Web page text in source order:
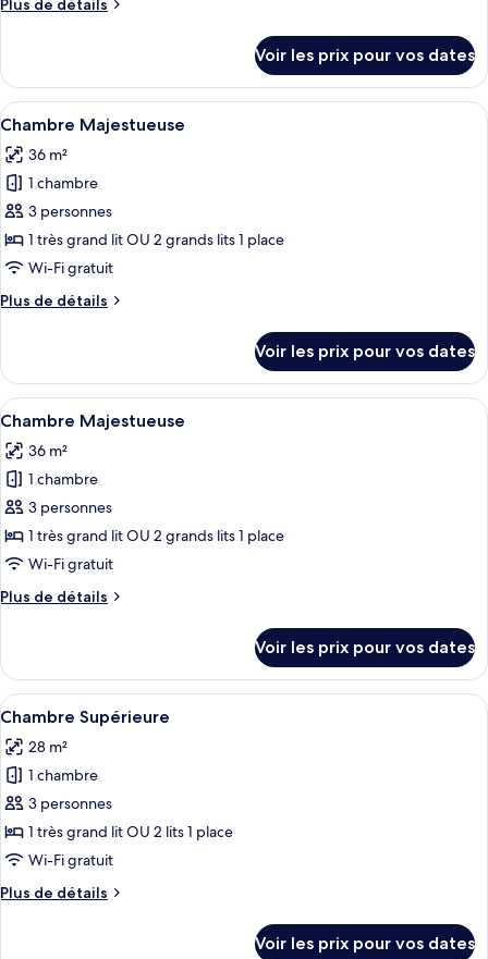
Amora
Plus de détails
le
type
de
Amora
Ocean
Voir les prix pour vos dates
Afficher
toutes
les
photos
pour
ce
type
chambre :
Une chambre d’hôtel moderne
11
Chambre Majestueuse
36 m²
1 chambre
3 personnes
1 très grand lit OU 2 grands lits 1 place
Wi-Fi gratuit
Plus de détails
Plus
le
type
de
Chambre
Majestueuse
Voir les prix pour vos dates
Afficher
toutes
les
photos
pour
ce
type
chambre :
Une chambre d’hôtel moderne
11
Chambre Majestueuse
36 m²
1 chambre
3 personnes
1 très grand lit OU 2 grands lits 1 place
Wi-Fi gratuit
Plus de détails
Plus
le
type
de
Chambre
Majestueuse
Voir les prix pour vos dates
Afficher
toutes
les
photos
pour
ce
type
chambre :
Une chambre d’hôtel moderne
9
Chambre Supérieure
28 m²
1 chambre
3 personnes
1 très grand lit OU 2 lits 1 place
Wi-Fi gratuit
Plus de détails
Plus
Voir les prix pour vos dates